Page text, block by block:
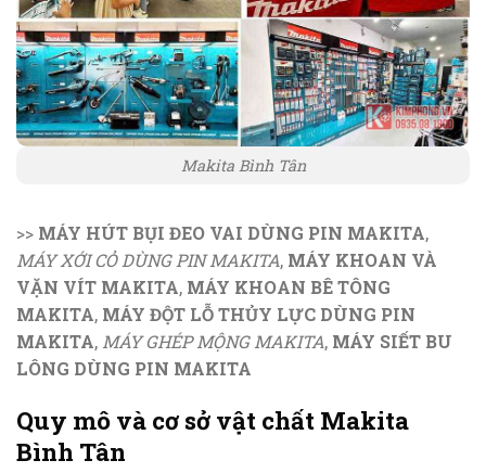
Makita Bình Tân
>> MÁY HÚT BỤI ĐEO VAI DÙNG PIN MAKITA,
MÁY XỚI CỎ DÙNG PIN MAKITA, MÁY KHOAN VÀ
VẶN VÍT MAKITA, MÁY KHOAN BÊ TÔNG
MAKITA, MÁY ĐỘT LỖ THỦY LỰC DÙNG PIN
MAKITA, MÁY GHÉP MỘNG MAKITA, MÁY SIẾT BU
LÔNG DÙNG PIN MAKITA
Quy mô và cơ sở vật chất Makita
Bình Tân